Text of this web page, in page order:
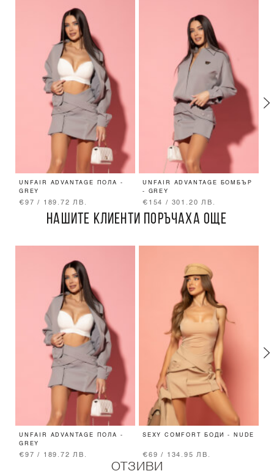
UNFAIR ADVANTAGE ПОЛА -
GREY
€97 / 189.72 ЛВ.
UNFAIR ADVANTAGE БОМБЪР
- GREY
€154 / 301.20 ЛВ.
НАШИТЕ КЛИЕНТИ ПОРЪЧАХА ОЩЕ
UNFAIR ADVANTAGE ПОЛА -
GREY
€97 / 189.72 ЛВ.
SEXY COMFORT БОДИ - NUDE
€69 / 134.95 ЛВ.
ОТЗИВИ